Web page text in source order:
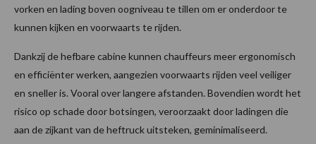
vorken en lading boven oogniveau te tillen om er onderdoor te
kunnen kijken en voorwaarts te rijden.
Dankzij de hefbare cabine kunnen chauffeurs meer ergonomisch
en efficiënter werken, aangezien voorwaarts rijden veel veiliger
en sneller is. Vooral over langere afstanden. Bovendien wordt het
risico op schade door botsingen, veroorzaakt door ladingen die
aan de zijkant van de heftruck uitsteken, geminimaliseerd.